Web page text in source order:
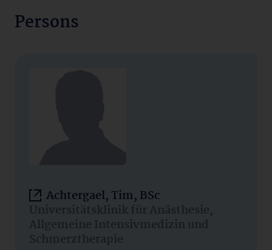
Persons
Achtergael, Tim, BSc
Universitätsklinik für Anästhesie,
Allgemeine Intensivmedizin und
Schmerztherapie